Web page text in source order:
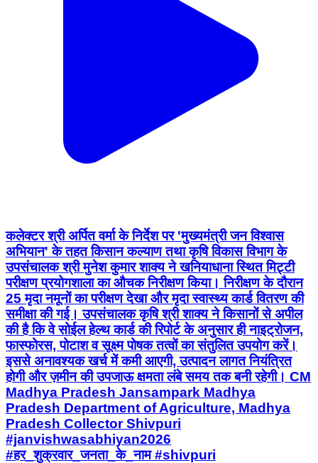
कलेक्टर श्री अर्पित वर्मा के निर्देश पर 'मुख्यमंत्री जन विश्वास
अभियान' के तहत किसान कल्याण तथा कृषि विकास विभाग के
उपसंचालक श्री मुनेश कुमार शाक्य ने खनियाधाना स्थित मिट्टी
परीक्षण प्रयोगशाला का औचक निरीक्षण किया। निरीक्षण के दौरान
25 मृदा नमूनों का परीक्षण देखा और मृदा स्वास्थ्य कार्ड वितरण की
समीक्षा की गई। उपसंचालक कृषि श्री शाक्य ने किसानों से अपील
की है कि वे सोईल हेल्थ कार्ड की रिपोर्ट के अनुसार ही नाइट्रोजन,
फास्फोरस, पोटाश व सूक्ष्म पोषक तत्वों का संतुलित उपयोग करें।
इससे अनावश्यक खर्च में कमी आएगी, उत्पादन लागत नियंत्रित
होगी और ज़मीन की उपजाऊ क्षमता लंबे समय तक बनी रहेगी। CM
Madhya Pradesh Jansampark Madhya
Pradesh Department of Agriculture, Madhya
Pradesh Collector Shivpuri
#janvishwasabhiyan2026
#हर_शुक्रवार_जनता_के_नाम #shivpuri